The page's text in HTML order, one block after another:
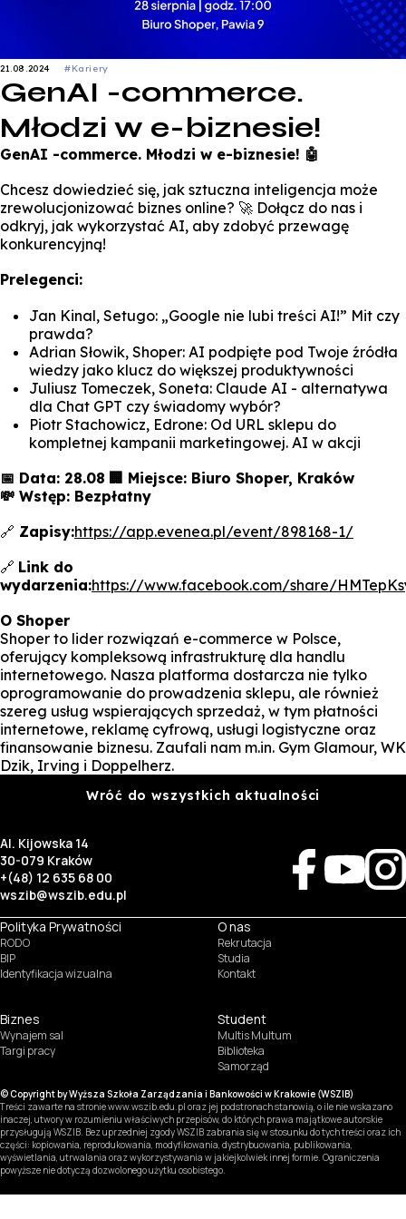
21.08.2024 #Kariery
GenAI -commerce.
Młodzi w e-biznesie!
GenAI -commerce. Młodzi w e-biznesie! 🤖
Chcesz dowiedzieć się, jak sztuczna inteligencja może
zrewolucjonizować biznes online? 🚀 Dołącz do nas i
odkryj, jak wykorzystać AI, aby zdobyć przewagę
konkurencyjną!
Prelegenci:
Jan Kinal, Setugo: „Google nie lubi treści AI!” Mit czy
prawda?
Adrian Słowik, Shoper: AI podpięte pod Twoje źródła
wiedzy jako klucz do większej produktywności
Juliusz Tomeczek, Soneta: Claude AI - alternatywa
dla Chat GPT czy świadomy wybór?
Piotr Stachowicz, Edrone: Od URL sklepu do
kompletnej kampanii marketingowej. AI w akcji
📅 Data: 28.08 🏢 Miejsce: Biuro Shoper, Kraków
💸 Wstęp: Bezpłatny
🔗 Zapisy:https://app.evenea.pl/event/898168-1/
🔗 Link do
wydarzenia:https://www.facebook.com/share/
O Shoper
Shoper to lider rozwiązań e-commerce w Polsce,
oferujący kompleksową infrastrukturę dla handlu
internetowego. Nasza platforma dostarcza nie tylko
oprogramowanie do prowadzenia sklepu, ale również
szereg usług wspierających sprzedaż, w tym płatności
internetowe, reklamę cyfrową, usługi logistyczne oraz
finansowanie biznesu. Zaufali nam m.in. Gym Glamour, WK
Dzik, Irving i Doppelherz.
Wróć do wszystkich aktualności
Al. Kijowska 14
30-079 Kraków
+(48) 12 635 68 00
wszib@wszib.edu.pl
Polityka Prywatności
RODO
BIP
Identyfikacja wizualna
O nas
Rekrutacja
Studia
Kontakt
Biznes
Wynajem sal
Targi pracy
Student
Multis Multum
Biblioteka
Samorząd
© Copyright by Wyższa Szkoła Zarządzania i Bankowości w Krakowie (WSZIB)
Treści zawarte na stronie www.wszib.edu.pl oraz jej podstronach stanowią, o ile nie wskazano
inaczej, utwory w rozumieniu właściwych przepisów, do których prawa majątkowe autorskie
przysługują WSZIB. Bez uprzedniej zgody WSZIB zabrania się w stosunku do tych treści oraz ich
części: kopiowania, reprodukowania, modyfikowania, dystrybuowania, publikowania,
wyświetlania, utrwalania oraz wykorzystywania w jakiejkolwiek innej formie. Ograniczenia
powyższe nie dotyczą dozwolonego użytku osobistego.